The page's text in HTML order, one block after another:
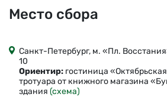
Место сбора
Санкт-Петербург, м. «Пл.
10
Ориентир: гостиница
тротуара от книжного магазина
здания (схема)